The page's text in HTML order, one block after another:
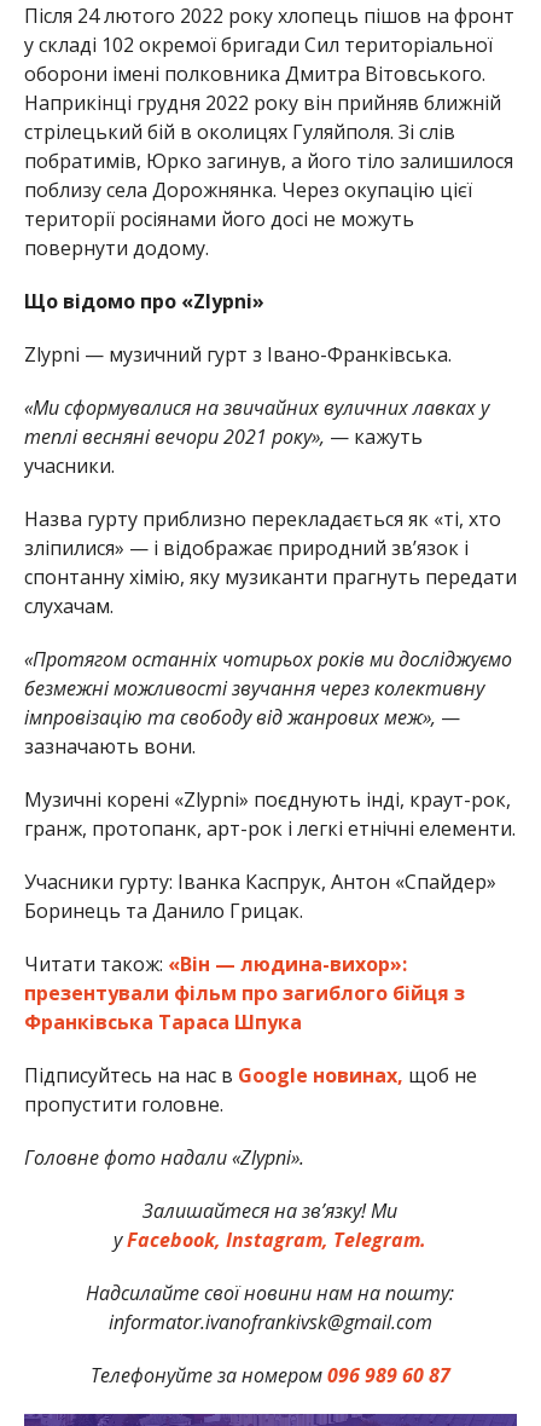
Після 24 лютого 2022 року хлопець пішов на фронт
у складі 102 окремої бригади Сил територіальної
оборони імені полковника Дмитра Вітовського.
Наприкінці грудня 2022 року він прийняв ближній
стрілецький бій в околицях Гуляйполя. Зі слів
побратимів, Юрко загинув, а його тіло залишилося
поблизу села Дорожнянка. Через окупацію цієї
території росіянами його досі не можуть
повернути додому.
Що відомо про «Zlypni»
Zlypni — музичний гурт з Івано-Франківська.
«Ми сформувалися на звичайних вуличних лавках у
теплі весняні вечори 2021 року», — кажуть
учасники.
Назва гурту приблизно перекладається як «ті, хто
зліпилися» — і відображає природний зв’язок і
спонтанну хімію, яку музиканти прагнуть передати
слухачам.
«Протягом останніх чотирьох років ми досліджуємо
безмежні можливості звучання через колективну
імпровізацію та свободу від жанрових меж», —
зазначають вони.
Музичні корені «Zlypni» поєднують інді, краут-рок,
гранж, протопанк, арт-рок і легкі етнічні елементи.
Учасники гурту: Іванка Каспрук, Антон «Спайдер»
Боринець та Данило Грицак.
Читати також: «Він — людина-вихор»:
презентували фільм про загиблого бійця з
Франківська Тараса Шпука
Підписуйтесь на нас в Google новинах, щоб не
пропустити головне.
Головне фото надали «Zlypni».
Залишайтеся на зв’язку! Ми
уFacebook, Instagram, Telegram.
Надсилайте свої новини нам на пошту:
informator.ivanofrankivsk@gmail.com
Телефонуйте за номером096 989 60 87